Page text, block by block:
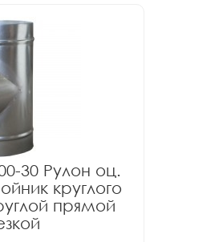
30 Рулон оц.
круглого
прямой